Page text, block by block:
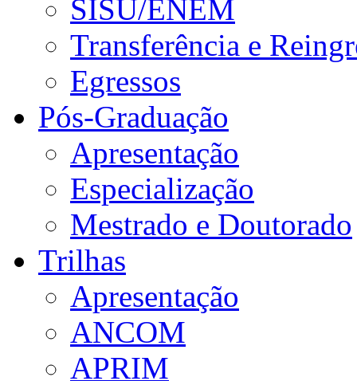
SISU/ENEM
Transferência e
Egressos
Pós-Graduação
Apresentação
Especialização
Mestrado e Doutorado
Trilhas
Apresentação
ANCOM
APRIM